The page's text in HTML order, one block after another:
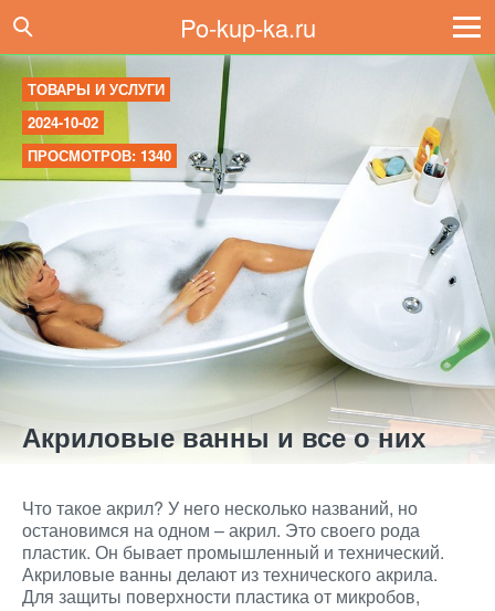
Po-kup-ka.ru
ТОВАРЫ И УСЛУГИ
2024-10-02
ПРОСМОТРОВ: 1340
Акриловые ванны и все о них
Что такое акрил? У него несколько названий, но
остановимся на одном – акрил. Это своего рода
пластик. Он бывает промышленный и технический.
Акриловые ванны делают из технического акрила.
Для защиты поверхности пластика от микробов,